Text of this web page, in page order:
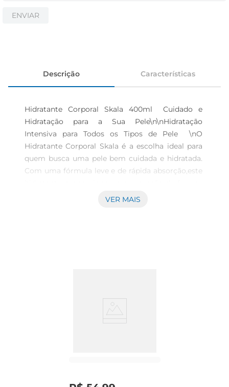
ENVIAR
Descrição Características
Hidratante Corporal Skala 400ml  Cuidado e
Hidratação para a Sua Pele\n\nHidratação
Intensiva para Todos os Tipos de Pele  \nO
Hidratante Corporal Skala é a escolha ideal para
quem busca uma pele bem cuidada e hidratada.
Com uma fórmula leve e de rápida absorção,este
e suavidade, sendo perfeito para o uso diário.
toque sedoso, sem deixar a pele oleosa. O uso
VER MAIS